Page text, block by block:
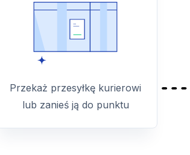
Przekaż przesyłkę kurierowi
lub zanieś ją do punktu